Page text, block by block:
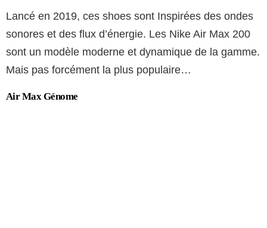
Lancé en 2019, ces shoes sont Inspirées des ondes
sonores et des flux d’énergie. Les Nike Air Max 200
sont un modèle moderne et dynamique de la gamme.
Mais pas forcément la plus populaire…
Air Max Génome